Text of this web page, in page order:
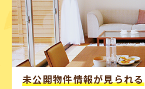
未公開物件情報が見られる